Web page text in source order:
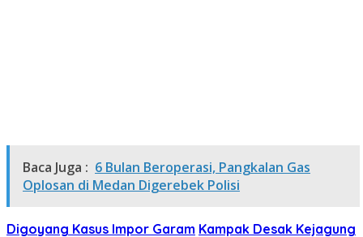
Baca Juga : 6 Bulan Beroperasi, Pangkalan Gas
Oplosan di Medan Digerebek Polisi
Digoyang Kasus Impor Garam Kampak Desak Kejagung